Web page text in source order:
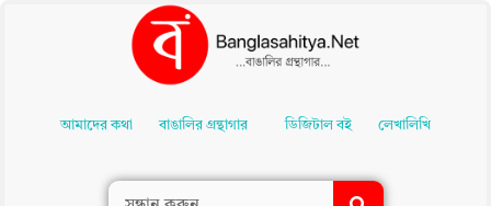
Contentআমাদের কথা বাঙালির গ্রন্থাগার ডিজিটাল বই লেখালিখি